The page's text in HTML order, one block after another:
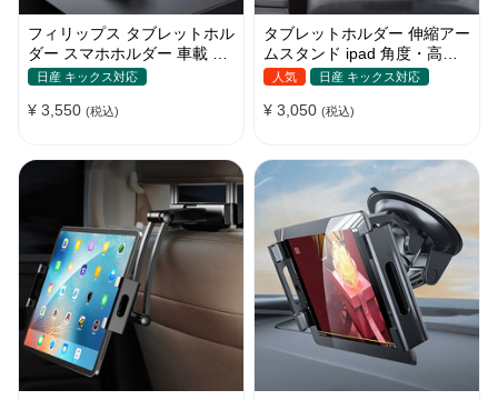
フィリップス タブレットホル
ダー スマホホルダー 車載 ヘ
ッドレスト ipad 角度調整
日産 キックス対応
¥ 3,550 (税込)
タブレットホルダー 伸縮アー
ムスタンド ipad 角度・高さ
調整 スマホ 車載 ヘッドレス
人気 日産 キックス対応
¥ 3,050 (税込)